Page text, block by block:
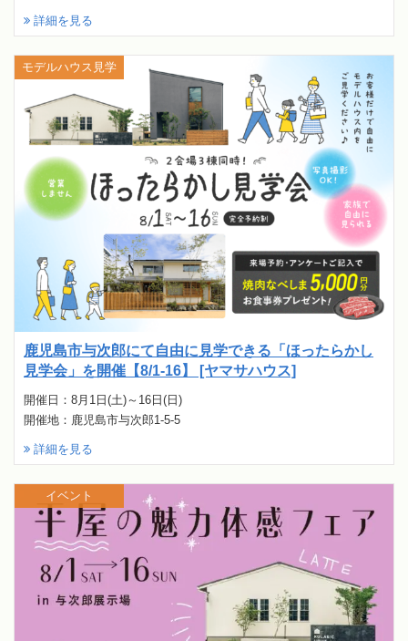
詳細を見る
鹿児島市与次郎にて自由に見学できる「ほったらかし
見学会」を開催【8/1-16】 [ヤマサハウス]
開催日：8月1日(土)～16日(日)
開催地：鹿児島市与次郎1-5-5
詳細を見る
モデルハウス見学
イベント